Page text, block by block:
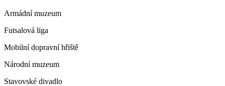
Armádní muzeum
Futsalová liga
Mobilní dopravní hřiště
Národní muzeum
Stavovské divadlo